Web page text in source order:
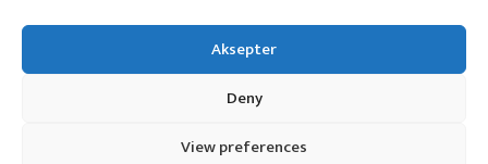
Aksepter
Deny
View preferences
Kontakt meg